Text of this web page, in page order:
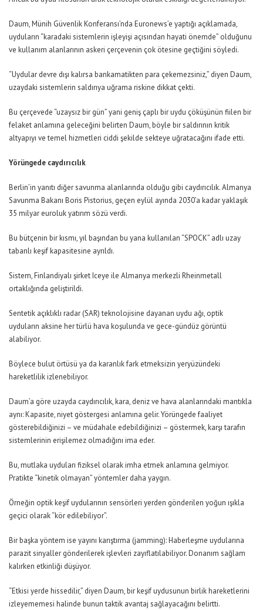
Daum, Münih Güvenlik Konferansı’nda Euronews’e yaptığı açıklamada,
uyduların “karadaki sistemlerin işleyişi açısından hayati önemde” olduğunu
ve kullanım alanlarının askeri çerçevenin çok ötesine geçtiğini söyledi.
“Uydular devre dışı kalırsa bankamatikten para çekemezsiniz,” diyen Daum,
uzaydaki sistemlerin saldırıya uğrama riskine dikkat çekti.
Bu çerçevede “uzaysız bir gün” yani geniş çaplı bir uydu çöküşünün fiilen bir
felaket anlamına geleceğini belirten Daum, böyle bir saldırının kritik
altyapıyı ve temel hizmetleri ciddi şekilde sekteye uğratacağını ifade etti.
Yörüngede caydırıcılık
Berlin’in yanıtı diğer savunma alanlarında olduğu gibi caydırıcılık. Almanya
Savunma Bakanı Boris Pistorius, geçen eylül ayında 2030’a kadar yaklaşık
35 milyar euroluk yatırım sözü verdi.
Bu bütçenin bir kısmı, yıl başından bu yana kullanılan “SPOCK” adlı uzay
tabanlı keşif kapasitesine ayrıldı.
Sistem, Finlandiyalı şirket Iceye ile Almanya merkezli Rheinmetall
ortaklığında geliştirildi.
Sentetik açıklıklı radar (SAR) teknolojisine dayanan uydu ağı, optik
uyduların aksine her türlü hava koşulunda ve gece-gündüz görüntü
alabiliyor.
Böylece bulut örtüsü ya da karanlık fark etmeksizin yeryüzündeki
hareketlilik izlenebiliyor.
Daum’a göre uzayda caydırıcılık, kara, deniz ve hava alanlarındaki mantıkla
aynı: Kapasite, niyet göstergesi anlamına gelir. Yörüngede faaliyet
gösterebildiğinizi – ve müdahale edebildiğinizi – göstermek, karşı tarafın
sistemlerinin erişilemez olmadığını ima eder.
Bu, mutlaka uyduları fiziksel olarak imha etmek anlamına gelmiyor.
Pratikte “kinetik olmayan” yöntemler daha yaygın.
Örneğin optik keşif uydularının sensörleri yerden gönderilen yoğun ışıkla
geçici olarak “kör edilebiliyor”.
Bir başka yöntem ise yayını karıştırma (jamming): Haberleşme uydularına
parazit sinyaller gönderilerek işlevleri zayıflatılabiliyor. Donanım sağlam
kalırken etkinliği düşüyor.
“Etkisi yerde hissedilir,” diyen Daum, bir keşif uydusunun birlik hareketlerini
izleyememesi halinde bunun taktik avantaj sağlayacağını belirtti.